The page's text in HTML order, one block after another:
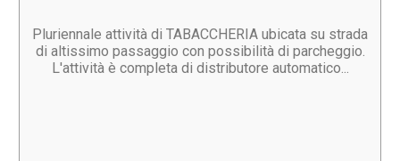
Pluriennale attività di TABACCHERIA ubicata su strada
di altissimo passaggio con possibilità di parcheggio.
L'attività è completa di distributore automatico...